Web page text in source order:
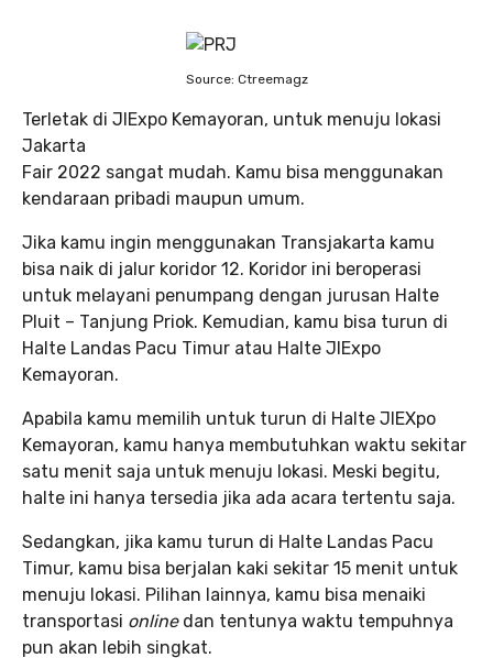
Source: Ctreemagz
Terletak di JIExpo Kemayoran, untuk menuju lokasi
Jakarta
Fair 2022 sangat mudah. Kamu bisa menggunakan
kendaraan pribadi maupun umum.
Jika kamu ingin menggunakan Transjakarta kamu
bisa naik di jalur koridor 12. Koridor ini beroperasi
untuk melayani penumpang dengan jurusan Halte
Pluit – Tanjung Priok. Kemudian, kamu bisa turun di
Halte Landas Pacu Timur atau Halte JIExpo
Kemayoran.
Apabila kamu memilih untuk turun di Halte JIEXpo
Kemayoran, kamu hanya membutuhkan waktu sekitar
satu menit saja untuk menuju lokasi. Meski begitu,
halte ini hanya tersedia jika ada acara tertentu saja.
Sedangkan, jika kamu turun di Halte Landas Pacu
Timur, kamu bisa berjalan kaki sekitar 15 menit untuk
menuju lokasi. Pilihan lainnya, kamu bisa menaiki
transportasi online dan tentunya waktu tempuhnya
pun akan lebih singkat.